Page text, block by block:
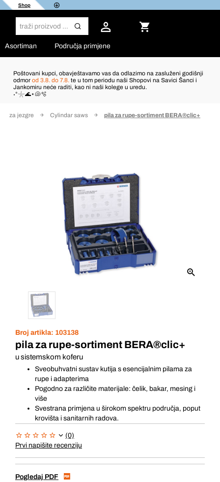
Shop
Asortiman Područja primjene
Poštovani kupci, obavještavamo vas da odlazimo na zasluženi godišnji
odmor od 3.8. do 7.8. te u tom periodu naši Shopovi na Savici Šanci i
Jankomiru neće raditi, kao ni naši kolege u uredu.
˖°𓇼🌊⋆🐚🫧
za jezgre Cylindar saws pila za rupe-sortiment BERA®clic+
Broj artikla: 103138
pila za rupe-sortiment BERA®clic+
u sistemskom koferu
Sveobuhvatni sustav kutija s esencijalnim pilama za
rupe i adapterima
Pogodno za različite materijale: čelik, bakar, mesing i
više
Svestrana primjena u širokom spektru područja, poput
krovišta i sanitarnih radova.
(0)
Prvi napišite recenziju
Pogledaj PDF